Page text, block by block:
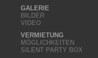
GALERIE
BILDER
VIDEO
VERMIETUNG
MÖGLICHKEITEN
SILENT PARTY BOX